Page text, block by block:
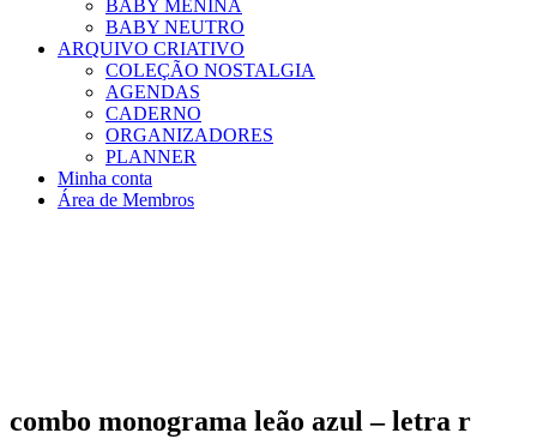
BABY MENINA
BABY NEUTRO
ARQUIVO CRIATIVO
COLEÇÃO NOSTALGIA
AGENDAS
CADERNO
ORGANIZADORES
PLANNER
Minha conta
Área de Membros
combo monograma leão azul – letra r